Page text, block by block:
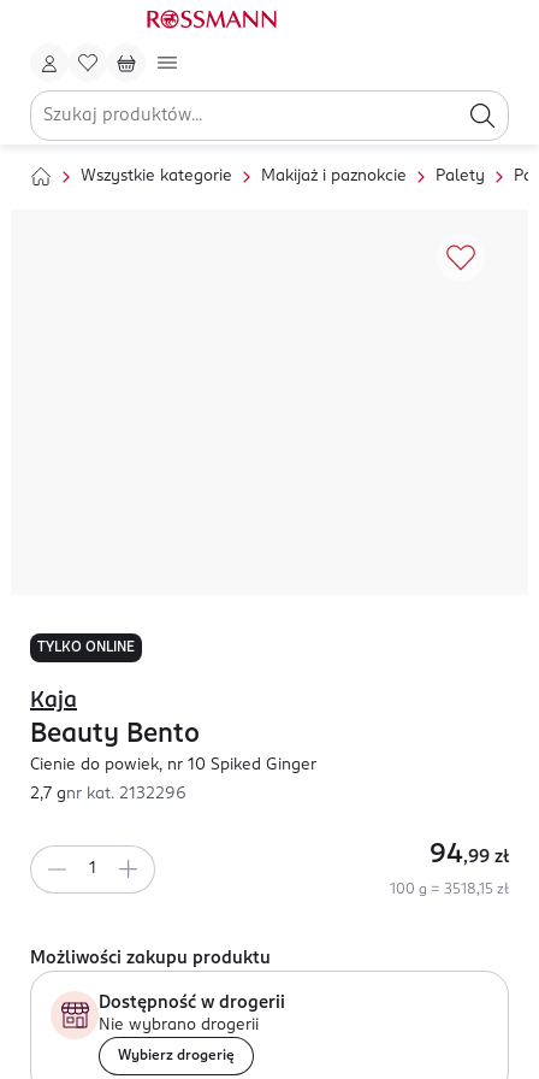
Wszystkie kategorie Makijaż i paznokcie Palety
TYLKO ONLINE
Kaja
Beauty Bento
Cienie do powiek, nr 10 Spiked Ginger
2,7 gnr kat. 2132296
94,99 zł
100 g = 3518,15 zł
Możliwości zakupu produktu
Dostępność w drogerii
Nie wybrano drogerii
Wybierz drogerię